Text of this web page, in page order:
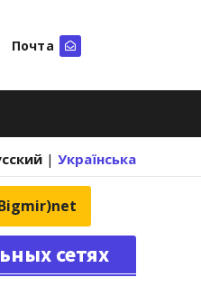
Почта
| Українська
сетях